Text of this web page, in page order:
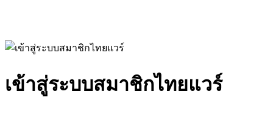
เข้าสู่ระบบสมาชิกไทยแวร์